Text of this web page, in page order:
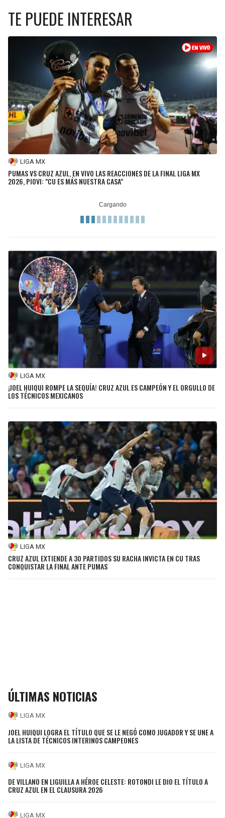
TE PUEDE INTERESAR
LIGA MX
PUMAS VS CRUZ AZUL, EN VIVO LAS REACCIONES DE LA FINAL LIGA MX
2026, PIOVI: "CU ES MÁS NUESTRA CASA"
LIGA MX
¡JOEL HUIQUI ROMPE LA SEQUÍA! CRUZ AZUL ES CAMPEÓN Y EL ORGULLO DE
LOS TÉCNICOS MEXICANOS
LIGA MX
CRUZ AZUL EXTIENDE A 30 PARTIDOS SU RACHA INVICTA EN CU TRAS
CONQUISTAR LA FINAL ANTE PUMAS
ÚLTIMAS NOTICIAS
LIGA MX
JOEL HUIQUI LOGRA EL TÍTULO QUE SE LE NEGÓ COMO JUGADOR Y SE UNE A
LA LISTA DE TÉCNICOS INTERINOS CAMPEONES
LIGA MX
DE VILLANO EN LIGUILLA A HÉROE CELESTE: ROTONDI LE DIO EL TÍTULO A
CRUZ AZUL EN EL CLAUSURA 2026
LIGA MX